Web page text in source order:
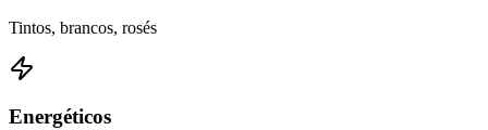
Tintos, brancos, rosés
Energéticos